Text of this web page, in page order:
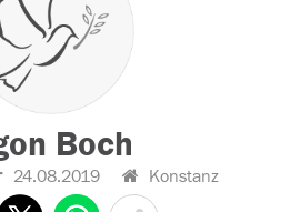
Boch
24.08.2019 Konstanz